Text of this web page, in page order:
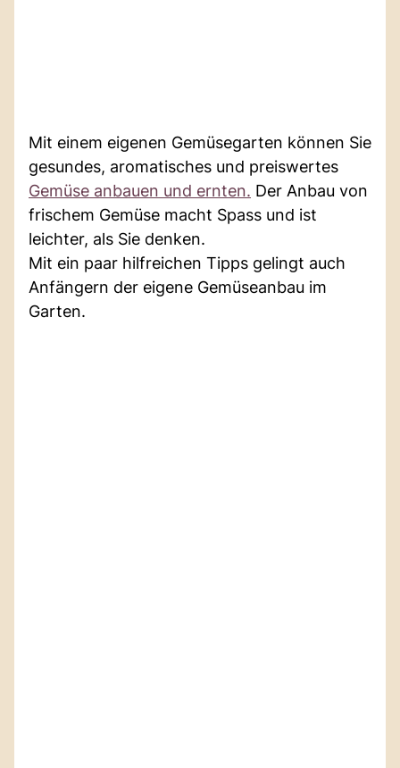
Mit einem eigenen Gemüsegarten können Sie
gesundes, aromatisches und preiswertes
Gemüse anbauen und ernten. Der Anbau von
frischem Gemüse macht Spass und ist
leichter, als Sie denken.
Mit ein paar hilfreichen Tipps gelingt auch
Anfängern der eigene Gemüseanbau im
Garten.